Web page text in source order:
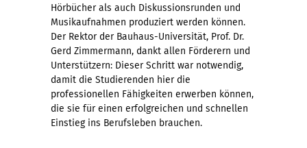
Hörbücher als auch Diskussionsrunden und
Musikaufnahmen produziert werden können.
Der Rektor der Bauhaus-Universität, Prof. Dr.
Gerd Zimmermann, dankt allen Förderern und
Unterstützern: Dieser Schritt war notwendig,
damit die Studierenden hier die
professionellen Fähigkeiten erwerben können,
die sie für einen erfolgreichen und schnellen
Einstieg ins Berufsleben brauchen.